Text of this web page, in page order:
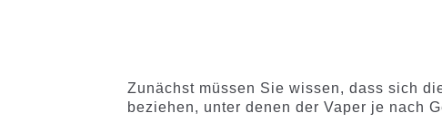
d auf
Kundenb
auf
Kundenb
Zunächst müssen Sie wissen, dass sich
beziehen, unter denen der Vaper je nach